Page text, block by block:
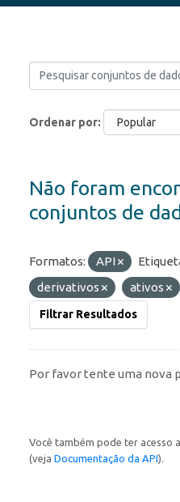
Ordenar por
Não foram
conjuntos de
Formatos: API
derivativos
ativos
Filtrar Resultados
Por favor tente uma nova
Você também pode ter acesso
(veja Documentação da API).